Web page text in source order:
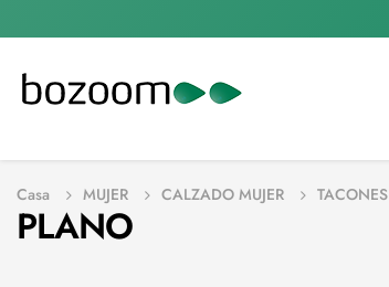
PLANO
Casa MUJER CALZADO MUJER TACONES